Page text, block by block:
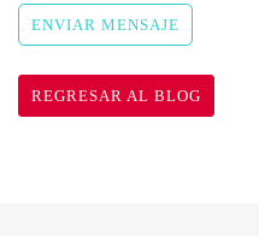
ENVIAR MENSAJE
REGRESAR AL BLOG